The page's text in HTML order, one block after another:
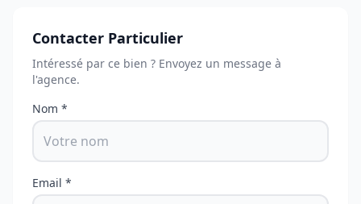
Contacter Particulier
Intéressé par ce bien ? Envoyez un message à
l'agence.
Nom *
Email *